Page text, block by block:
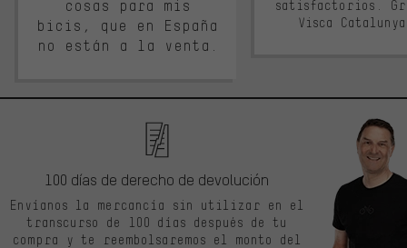
cosas para mis
bicis, que en España
no están a la venta.
satisfactorios.
Visca
100 días de derecho de devolución
Envíanos la mercancía sin utilizar en el
transcurso de 100 días después de tu
compra y te reembolsaremos el monto del